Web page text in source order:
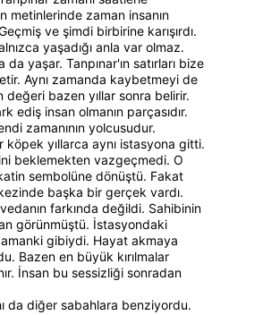
metinlerinde zaman insanın
ve şimdi birbirine karışırdı.
yaşadığı anla var olmaz.
da yaşar. Tanpınar'ın satırları bize
Aynı zamanda kaybetmeyi de
değeri bazen yıllar sonra belirir.
ediş insan olmanın parçasıdır.
zamanının yolcusudur.
yıllarca aynı istasyona gitti.
beklemekten vazgeçmedi. O
sembolüne dönüştü. Fakat
başka bir gerçek vardı.
farkında değildi. Sahibinin
görünmüştü. İstasyondaki
gibiydi. Hayat akmaya
Bazen en büyük kırılmalar
İnsan bu sessizliği sonradan
da diğer sabahlara benziyordu.